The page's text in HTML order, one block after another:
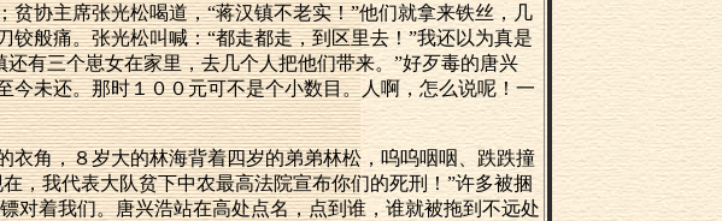
协主席张光松喝道，“蒋汉镇不老实！”他们就拿来铁丝，几
般痛。张光松叫喊：“都走都走，到区里去！”我还以为真是
有三个崽女在家里，去几个人把他们带来。”好歹毒的唐兴
未还。那时１００元可不是个小数目。人啊，怎么说呢！一
角，８岁大的林海背着四岁的弟弟林松，呜呜咽咽、跌跌撞
，我代表大队贫下中农最高法院宣布你们的死刑！”许多被捆
对着我们。唐兴浩站在高处点名，点到谁，谁就被拖到不远处